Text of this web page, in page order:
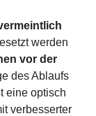
werden
vor der
des Ablaufs
eine optisch
verbesserter